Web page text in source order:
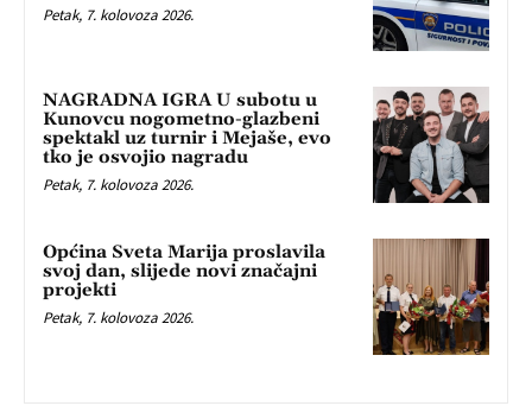
Petak, 7. kolovoza 2026.
NAGRADNA IGRA U subotu u
Kunovcu nogometno-glazbeni
spektakl uz turnir i Mejaše, evo
tko je osvojio nagradu
Petak, 7. kolovoza 2026.
Općina Sveta Marija proslavila
svoj dan, slijede novi značajni
projekti
Petak, 7. kolovoza 2026.